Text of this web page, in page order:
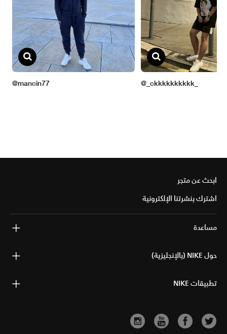
ابحث عن متجر
اشترك بنشرتنا الإلكترونية
مساعدة
حول NIKE (بالإنجليزية)
تطبيقات NIKE